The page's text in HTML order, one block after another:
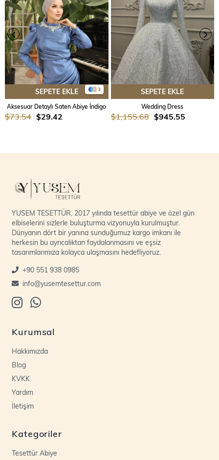
3
SEPETE EKLE
Aksesuar Detaylı Saten Abiye İndigo
$29.42
$73.54
SEPETE EKLE
Wedding Dress
$945.55
$1,155.68
YUSEM TESETTÜR, 2017 yılında tesettür abiye ve özel gün
elbiselerini sizlerle buluşturma vizyonuyla kurulmuştur.
Dünyanın dört bir yanına sunduğumuz kargo imkanı ile
herkesin bu ayrıcalıktan faydalanmasını ve eşsiz
tasarımlarımıza kolayca ulaşmasını hedefliyoruz.
+90 551 938 0985
info@yusemtesettur.com
Kurumsal
Hakkımızda
Blog
KVKK
Yardım
İletişim
Kategoriler
Tesettür Abiye